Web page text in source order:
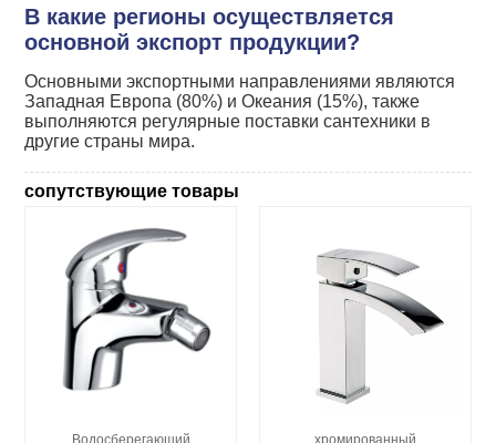
В какие регионы осуществляется
основной экспорт продукции?
Основными экспортными направлениями являются
Западная Европа (80%) и Океания (15%), также
выполняются регулярные поставки сантехники в
другие страны мира.
сопутствующие товары
Водосберегающий хромированный